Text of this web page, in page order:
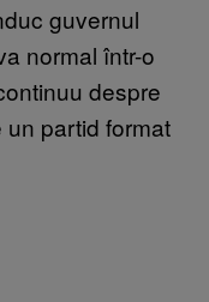
guvernul
normal într-o
despre
partid format